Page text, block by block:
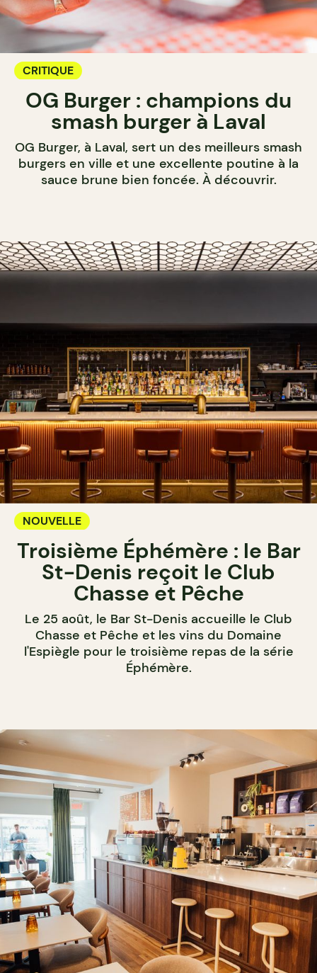
CRITIQUE
OG Burger : champions du
smash burger à Laval
OG Burger, à Laval, sert un des meilleurs smash
burgers en ville et une excellente poutine à la
sauce brune bien foncée. À découvrir.
NOUVELLE
Troisième Éphémère : le Bar
St-Denis reçoit le Club
Chasse et Pêche
Le 25 août, le Bar St-Denis accueille le Club
Chasse et Pêche et les vins du Domaine
l'Espiègle pour le troisième repas de la série
Éphémère.